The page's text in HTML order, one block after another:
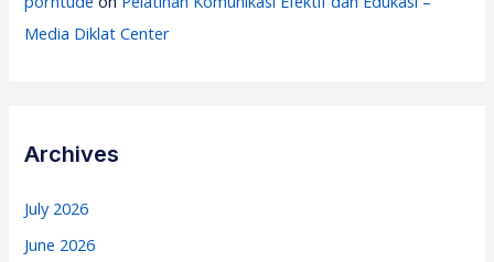
Media Diklat Center
Archives
July 2026
June 2026